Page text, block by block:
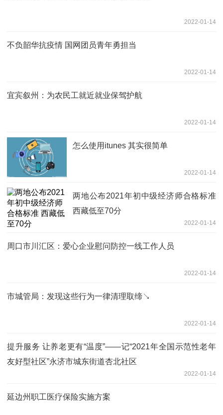
2022-01-14
不负韶华抗疫情 国网团员青年勇担当
2022-01-14
宜宾叙州：为农民工就近就业保驾护航
2022-01-14
怎么使用itunes 其实很简单
2022-01-14
两地公布2021年初中级经济师合格标准
西藏低至70分
2022-01-14
周口市川汇区：爱心企业慰问防控一线工作人员
2022-01-14
市城管局：发现这些行为一律清理取缔↘
2022-01-14
提升服务 让养老更有“温度”——记“2021年全国示范性老年
友好型社区”永济市城东街道杏北社区
2022-01-14
延边州职工医疗保险实施方案